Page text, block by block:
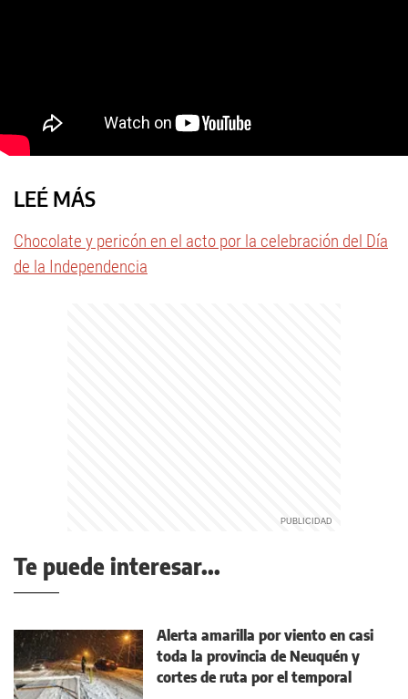
LEÉ MÁS
Chocolate y pericón en el acto por la celebración del Día
de la Independencia
Te puede interesar...
Alerta amarilla por viento en casi
toda la provincia de Neuquén y
cortes de ruta por el temporal